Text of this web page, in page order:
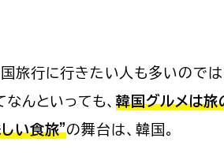
国旅行に行きたい人も多いので
なんといっても、 韓国グルメは旅
い食旅”の舞台は、韓国。